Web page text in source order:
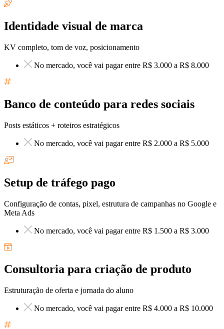
Identidade visual de marca
KV completo, tom de voz, posicionamento
No mercado, você vai pagar entre R$ 3.000 a R$ 8.000
Banco de conteúdo para redes sociais
Posts estáticos + roteiros estratégicos
No mercado, você vai pagar entre R$ 2.000 a R$ 5.000
Setup de tráfego pago
Configuração de contas, pixel, estrutura de campanhas no Google e
Meta Ads
No mercado, você vai pagar entre R$ 1.500 a R$ 3.000
Consultoria para criação de produto
Estruturação de oferta e jornada do aluno
No mercado, você vai pagar entre R$ 4.000 a R$ 10.000